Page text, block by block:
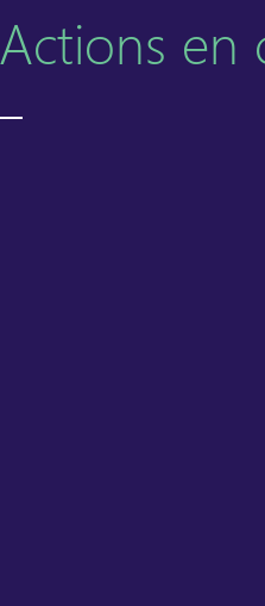
Actions en